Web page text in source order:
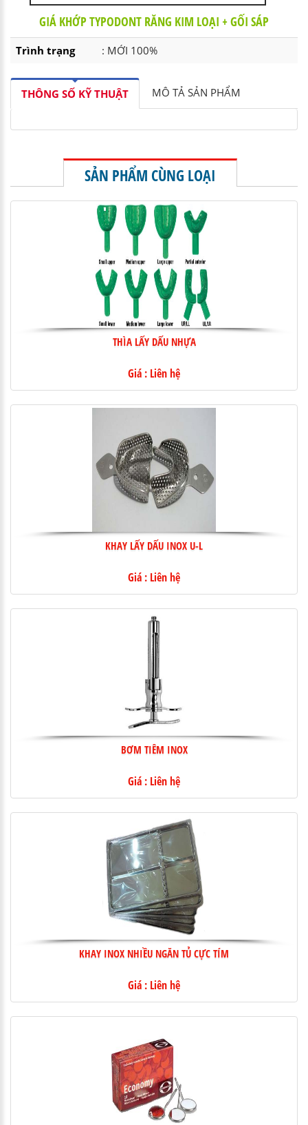
GIÁ KHỚP TYPODONT RĂNG KIM LOẠI + GỐI SÁP
Trình trạng : MỚI 100%
THÔNG SỐ KỸ THUẬT MÔ TẢ SẢN PHẨM
SẢN PHẨM CÙNG LOẠI
THÌA LẤY DẤU NHỰA
Giá : Liên hệ
KHAY LẤY DẤU INOX U-L
Giá : Liên hệ
BƠM TIÊM INOX
Giá : Liên hệ
KHAY INOX NHIỀU NGĂN TỦ CỰC TÍM
Giá : Liên hệ